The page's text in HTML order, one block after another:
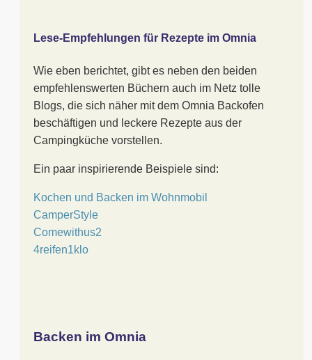
Lese-Empfehlungen für Rezepte im Omnia
Wie eben berichtet, gibt es neben den beiden
empfehlenswerten Büchern auch im Netz tolle
Blogs, die sich näher mit dem Omnia Backofen
beschäftigen und leckere Rezepte aus der
Campingküche vorstellen.
Ein paar inspirierende Beispiele sind:
Kochen und Backen im Wohnmobil
CamperStyle
Comewithus2
4reifen1klo
Backen im Omnia